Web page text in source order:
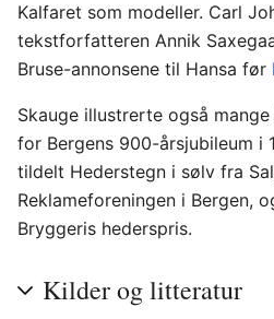
Kalfaret som modeller. Carl
tekstforfatteren Annik
Bruse-annonsene til Hansa før
Skauge illustrerte også
for Bergens 900-årsjubileum i
tildelt Hederstegn i sølv fra
Reklameforeningen i Bergen,
Bryggeris hederspris.
Kilder og litteratur